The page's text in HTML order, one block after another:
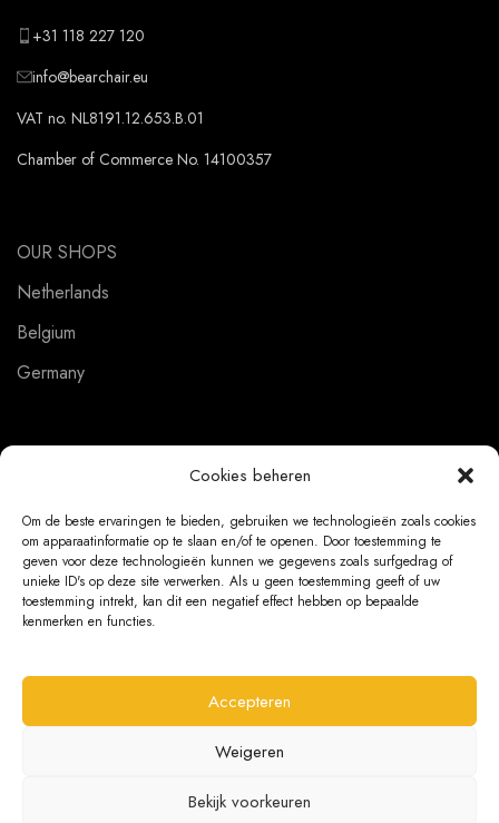
Cookies beheren
Om de beste ervaringen te bieden, gebruiken we technologieën zoals cookies
om apparaatinformatie op te slaan en/of te openen. Door toestemming te
geven voor deze technologieën kunnen we gegevens zoals surfgedrag of
unieke ID's op deze site verwerken. Als u geen toestemming geeft of uw
toestemming intrekt, kan dit een negatief effect hebben op bepaalde
kenmerken en functies.
Accepteren
Weigeren
Bekijk voorkeuren
+31 118 227 120
info@bearchair.eu
VAT no. NL8191.12.653.B.01
Chamber of Commerce No. 14100357
OUR SHOPS
Netherlands
Belgium
Germany
General conditions
Cookies
Privacy Statement
CUSTOMER SERVICE